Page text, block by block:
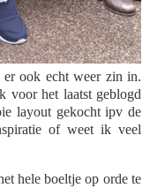
ook echt weer zin in.
voor het laatst geblogd
layout gekocht ipv de
of weet ik veel
hele boeltje op orde te